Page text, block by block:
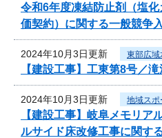
令和6年度凍結防止剤（塩
価契約）に関する一般競争
2024年10月3日更新 東部広域
【建設工事】工東第8号／
2024年10月3日更新 地域スポ
【建設工事】岐阜メモリア
ルサイド床改修工事に関す